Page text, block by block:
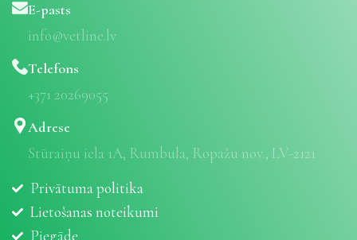
E-pasts
info@vetline.lv
Telefons
+371 20269055
Adrese
Stūraiņu iela 1A, Rumbula, Ropažu nov., LV-2121
Privātuma politika
Lietošanas noteikumi
Piegāde